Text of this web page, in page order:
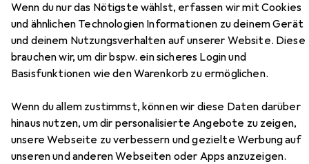
Wenn du nur das Nötigste wählst, erfassen wir mit Cookies
und ähnlichen Technologien Informationen zu deinem Gerät
und deinem Nutzungsverhalten auf unserer Website. Diese
brauchen wir, um dir bspw. ein sicheres Login und
Basisfunktionen wie den Warenkorb zu ermöglichen.
Wenn du allem zustimmst, können wir diese Daten darüber
hinaus nutzen, um dir personalisierte Angebote zu zeigen,
unsere Webseite zu verbessern und gezielte Werbung auf
unseren und anderen Webseiten oder Apps anzuzeigen.
EUR
9,97
Comair
Flex-Wkl. lang 14x254mm blau
6er
Zubehör für Comair Flex-Wkl.
lang 14x254mm blau 6er